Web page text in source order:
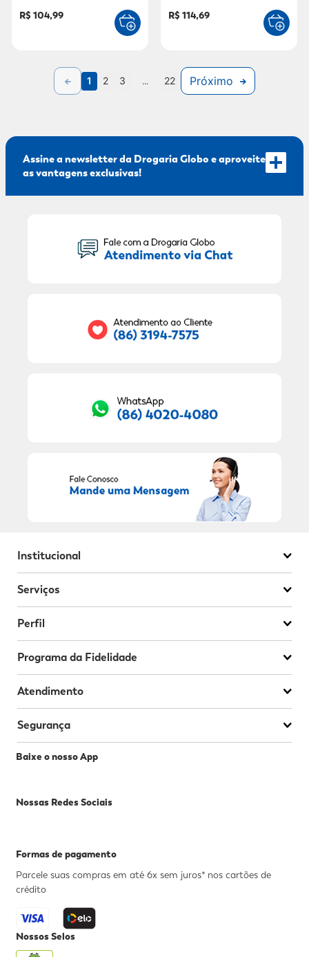
Effaclar Concentrado 50g
R$ 104,99 R$ 114,69
1 2 3 ... 22 Próximo
Assine a newsletter da Drogaria Globo e aproveite
as vantagens exclusivas!
Institucional
Serviços
Perfil
Programa da Fidelidade
Atendimento
Segurança
Baixe o nosso App
Nossas Redes Sociais
Formas de pagamento
Parcele suas compras em até 6x sem juros* nos cartões de
crédito
Nossos Selos